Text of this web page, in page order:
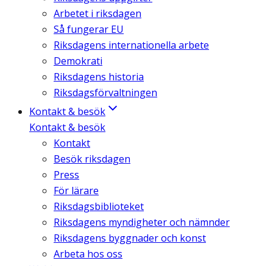
Arbetet i riksdagen
Så fungerar EU
Riksdagens internationella arbete
Demokrati
Riksdagens historia
Riksdagsförvaltningen
Kontakt & besök
Kontakt & besök
Kontakt
Besök riksdagen
Press
För lärare
Riksdagsbiblioteket
Riksdagens myndigheter och nämnder
Riksdagens byggnader och konst
Arbeta hos oss